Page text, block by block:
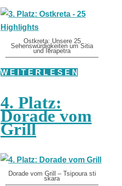
Ostkreta: Unsere 25
Sehenswürdigkeiten um Sitia
und Ierapetra
W E I T E R L E S E N
4. Platz:
Dorade vom
Grill
Dorade vom Grill – Tsipoura sti
skara